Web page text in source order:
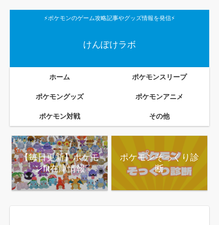
⚡ポケモンのゲーム攻略記事やグッズ情報を発信⚡
けんぽけラボ
ホーム ポケモンスリープ
ポケモングッズ ポケモンアニメ
ポケモン対戦 その他
【毎日更新】ポケモ
ンfit在庫情報
ポケモンそっくり診
断